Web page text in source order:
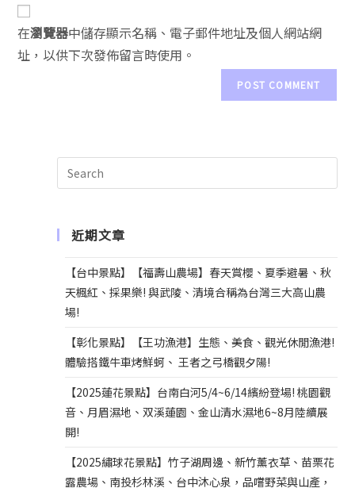
在瀏覽器中儲存顯示名稱、電子郵件地址及個人網站網
址，以供下次發佈留言時使用。
i
近期文章
【台中景點】【福壽山農場】春天賞櫻、夏季避暑、秋
天楓紅、採果樂! 與武陵、清境合稱為台灣三大高山農
場!
【彰化景點】【王功漁港】生態、美食、觀光休閒漁港!
體驗搭鐵牛車烤鮮蚵、 王者之弓橋觀夕陽!
【2025蓮花景點】台南白河5/4~6/14繽紛登場! 桃園觀
音、月眉濕地、双溪蓮園、金山清水濕地6~8月陸續展
開!
【2025繡球花景點】竹子湖周邊、新竹薰衣草、苗栗花
露農場、南投杉林溪、台中沐心泉，品嚐野菜與山產，